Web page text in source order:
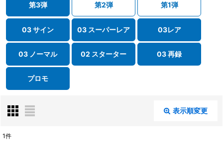
第3弾 第2弾 第1弾
03 サイン 03 スーパーレア 03レア
03 ノーマル 02 スターター 03 再録
プロモ
表示順変更
1件